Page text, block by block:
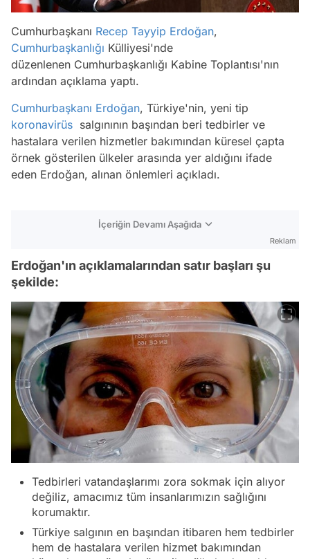
Cumhurbaşkanı Recep Tayyip Erdoğan,
Cumhurbaşkanlığı Külliyesi'nde
düzenlenen Cumhurbaşkanlığı Kabine Toplantısı'nın
ardından açıklama yaptı.
Cumhurbaşkanı Erdoğan, Türkiye'nin, yeni tip
koronavirüs salgınının başından beri tedbirler ve
hastalara verilen hizmetler bakımından küresel çapta
örnek gösterilen ülkeler arasında yer aldığını ifade
eden Erdoğan, alınan önlemleri açıkladı.
İçeriğin Devamı Aşağıda
Reklam
Erdoğan'ın açıklamalarından satır başları şu
şekilde:
Tedbirleri vatandaşlarımı zora sokmak için alıyor
değiliz, amacımız tüm insanlarımızın sağlığını
korumaktır.
Türkiye salgının en başından itibaren hem tedbirler
hem de hastalara verilen hizmet bakımından